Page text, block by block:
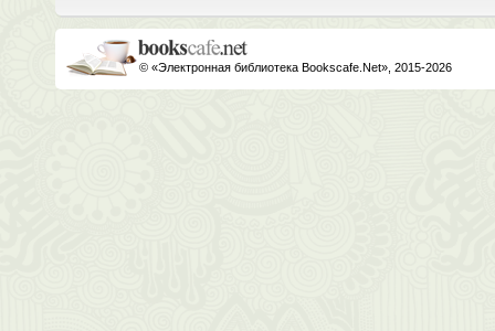
© «Электронная библиотека Bookscafe.Net», 2015-2026